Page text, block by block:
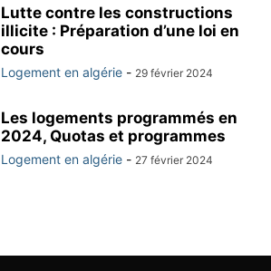
Lutte contre les constructions
illicite : Préparation d’une loi en
cours
Logement en algérie - 29 février 2024
Les logements programmés en
2024, Quotas et programmes
Logement en algérie - 27 février 2024